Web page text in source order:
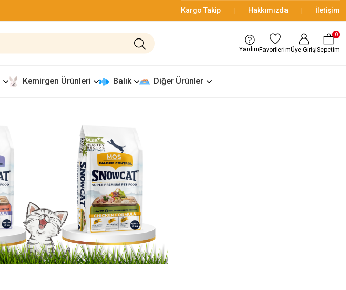
Kargo Takip Hakkımızda İletişim
Yardım FavorilerimÜye GirişiSepetim
0
Kemirgen Ürünleri Balık Diğer Ürünler